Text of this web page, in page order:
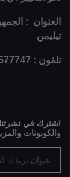
العنوان :
تيليمن
تلفون : 00967772577747 - 00967777297492
اشترك في
والكوبونات